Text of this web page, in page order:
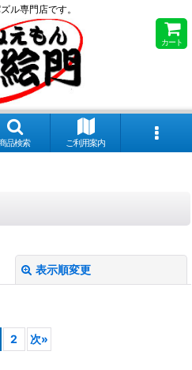
ル専門店です。
カート
品検索 ご利用案内
表示順変更
2 次»